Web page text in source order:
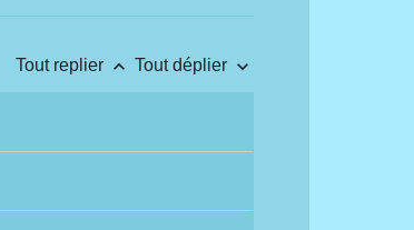
Tout replier keyboard_arrow_up Tout déplier keyboard_arrow_down